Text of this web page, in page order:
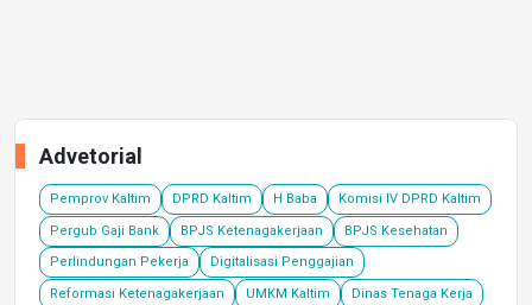
Advetorial
Pemprov Kaltim DPRD Kaltim H Baba Komisi IV DPRD Kaltim
Pergub Gaji Bank BPJS Ketenagakerjaan BPJS Kesehatan
Perlindungan Pekerja Digitalisasi Penggajian
Reformasi Ketenagakerjaan UMKM Kaltim Dinas Tenaga Kerja